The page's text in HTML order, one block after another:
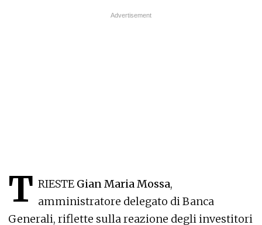
T RIESTE Gian Maria Mossa,
amministratore delegato di Banca
Generali, riflette sulla reazione degli investitori